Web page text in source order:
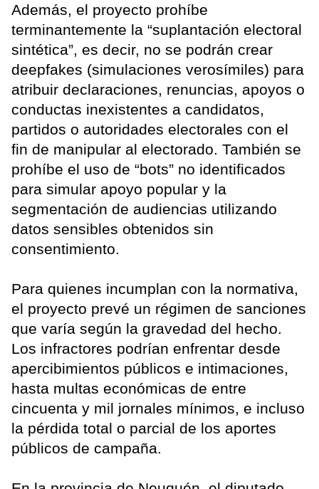
Además, el proyecto prohíbe
terminantemente la “suplantación electoral
sintética”, es decir, no se podrán crear
deepfakes (simulaciones verosímiles) para
atribuir declaraciones, renuncias, apoyos o
conductas inexistentes a candidatos,
partidos o autoridades electorales con el
fin de manipular al electorado. También se
prohíbe el uso de “bots” no identificados
para simular apoyo popular y la
segmentación de audiencias utilizando
datos sensibles obtenidos sin
consentimiento.
Para quienes incumplan con la normativa,
el proyecto prevé un régimen de sanciones
que varía según la gravedad del hecho.
Los infractores podrían enfrentar desde
apercibimientos públicos e intimaciones,
hasta multas económicas de entre
cincuenta y mil jornales mínimos, e incluso
la pérdida total o parcial de los aportes
públicos de campaña.